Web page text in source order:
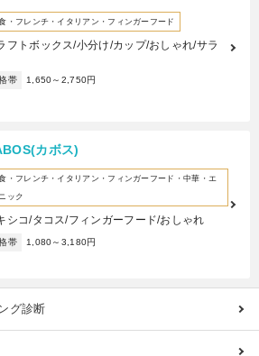
・フレンチ・イタリアン・フィンガーフード
フトボックス/小分け/カップ/おしゃれ/サラ
帯 1,650～2,750円
カボス)
・フレンチ・イタリアン・フィンガーフード・中華・エ
ック
シコ/タコス/フィンガーフード/おしゃれ
帯 1,080～3,180円
グ診断